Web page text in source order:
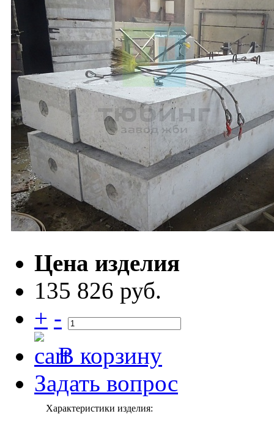
Цена изделия
135 826 руб.
+ -
В корзину
Задать вопрос
Характеристики изделия: